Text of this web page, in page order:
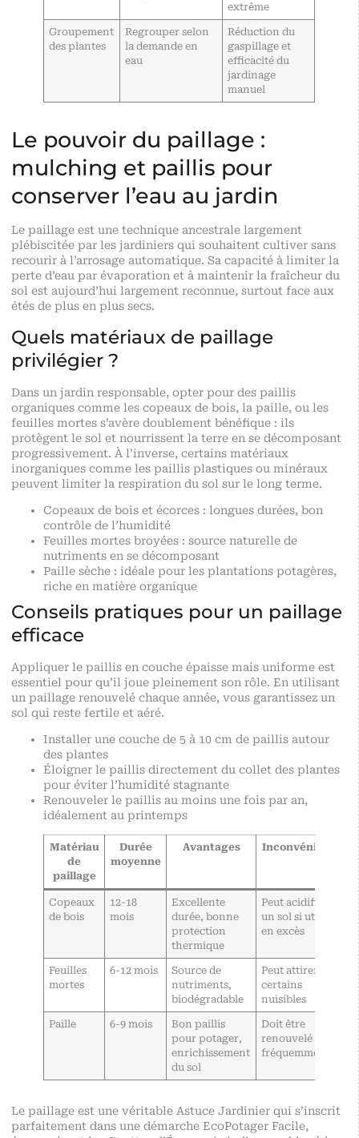
extrême
Groupement
des plantes
Regrouper selon
la demande en
eau
Réduction du
gaspillage et
efficacité du
jardinage
manuel
Le pouvoir du paillage :
mulching et paillis pour
conserver l’eau au jardin
Le paillage est une technique ancestrale largement
plébiscitée par les jardiniers qui souhaitent cultiver sans
recourir à l’arrosage automatique. Sa capacité à limiter la
perte d’eau par évaporation et à maintenir la fraîcheur du
sol est aujourd’hui largement reconnue, surtout face aux
étés de plus en plus secs.
Quels matériaux de paillage
privilégier ?
Dans un jardin responsable, opter pour des paillis
organiques comme les copeaux de bois, la paille, ou les
feuilles mortes s’avère doublement bénéfique : ils
protègent le sol et nourrissent la terre en se décomposant
progressivement. À l’inverse, certains matériaux
inorganiques comme les paillis plastiques ou minéraux
peuvent limiter la respiration du sol sur le long terme.
Copeaux de bois et écorces : longues durées, bon
contrôle de l’humidité
Feuilles mortes broyées : source naturelle de
nutriments en se décomposant
Paille sèche : idéale pour les plantations potagères,
riche en matière organique
Conseils pratiques pour un paillage
efficace
Appliquer le paillis en couche épaisse mais uniforme est
essentiel pour qu’il joue pleinement son rôle. En utilisant
un paillage renouvelé chaque année, vous garantissez un
sol qui reste fertile et aéré.
Installer une couche de 5 à 10 cm de paillis autour
des plantes
Éloigner le paillis directement du collet des plantes
pour éviter l’humidité stagnante
Renouveler le paillis au moins une fois par an,
idéalement au printemps
Matériau
de
paillage
Durée
moyenne
Avantages Inconvénients
Copeaux
de bois
12-18
mois
Excellente
durée, bonne
protection
thermique
Peut acidifier
un sol si utilisé
en excès
Feuilles
mortes
6-12 mois
Source de
nutriments,
biodégradable
Peut attirer
certains
nuisibles
Paille 6-9 mois
Bon paillis
pour potager,
enrichissement
du sol
Doit être
renouvelé
fréquemment
Le paillage est une véritable Astuce Jardinier qui s’inscrit
parfaitement dans une démarche EcoPotager Facile,